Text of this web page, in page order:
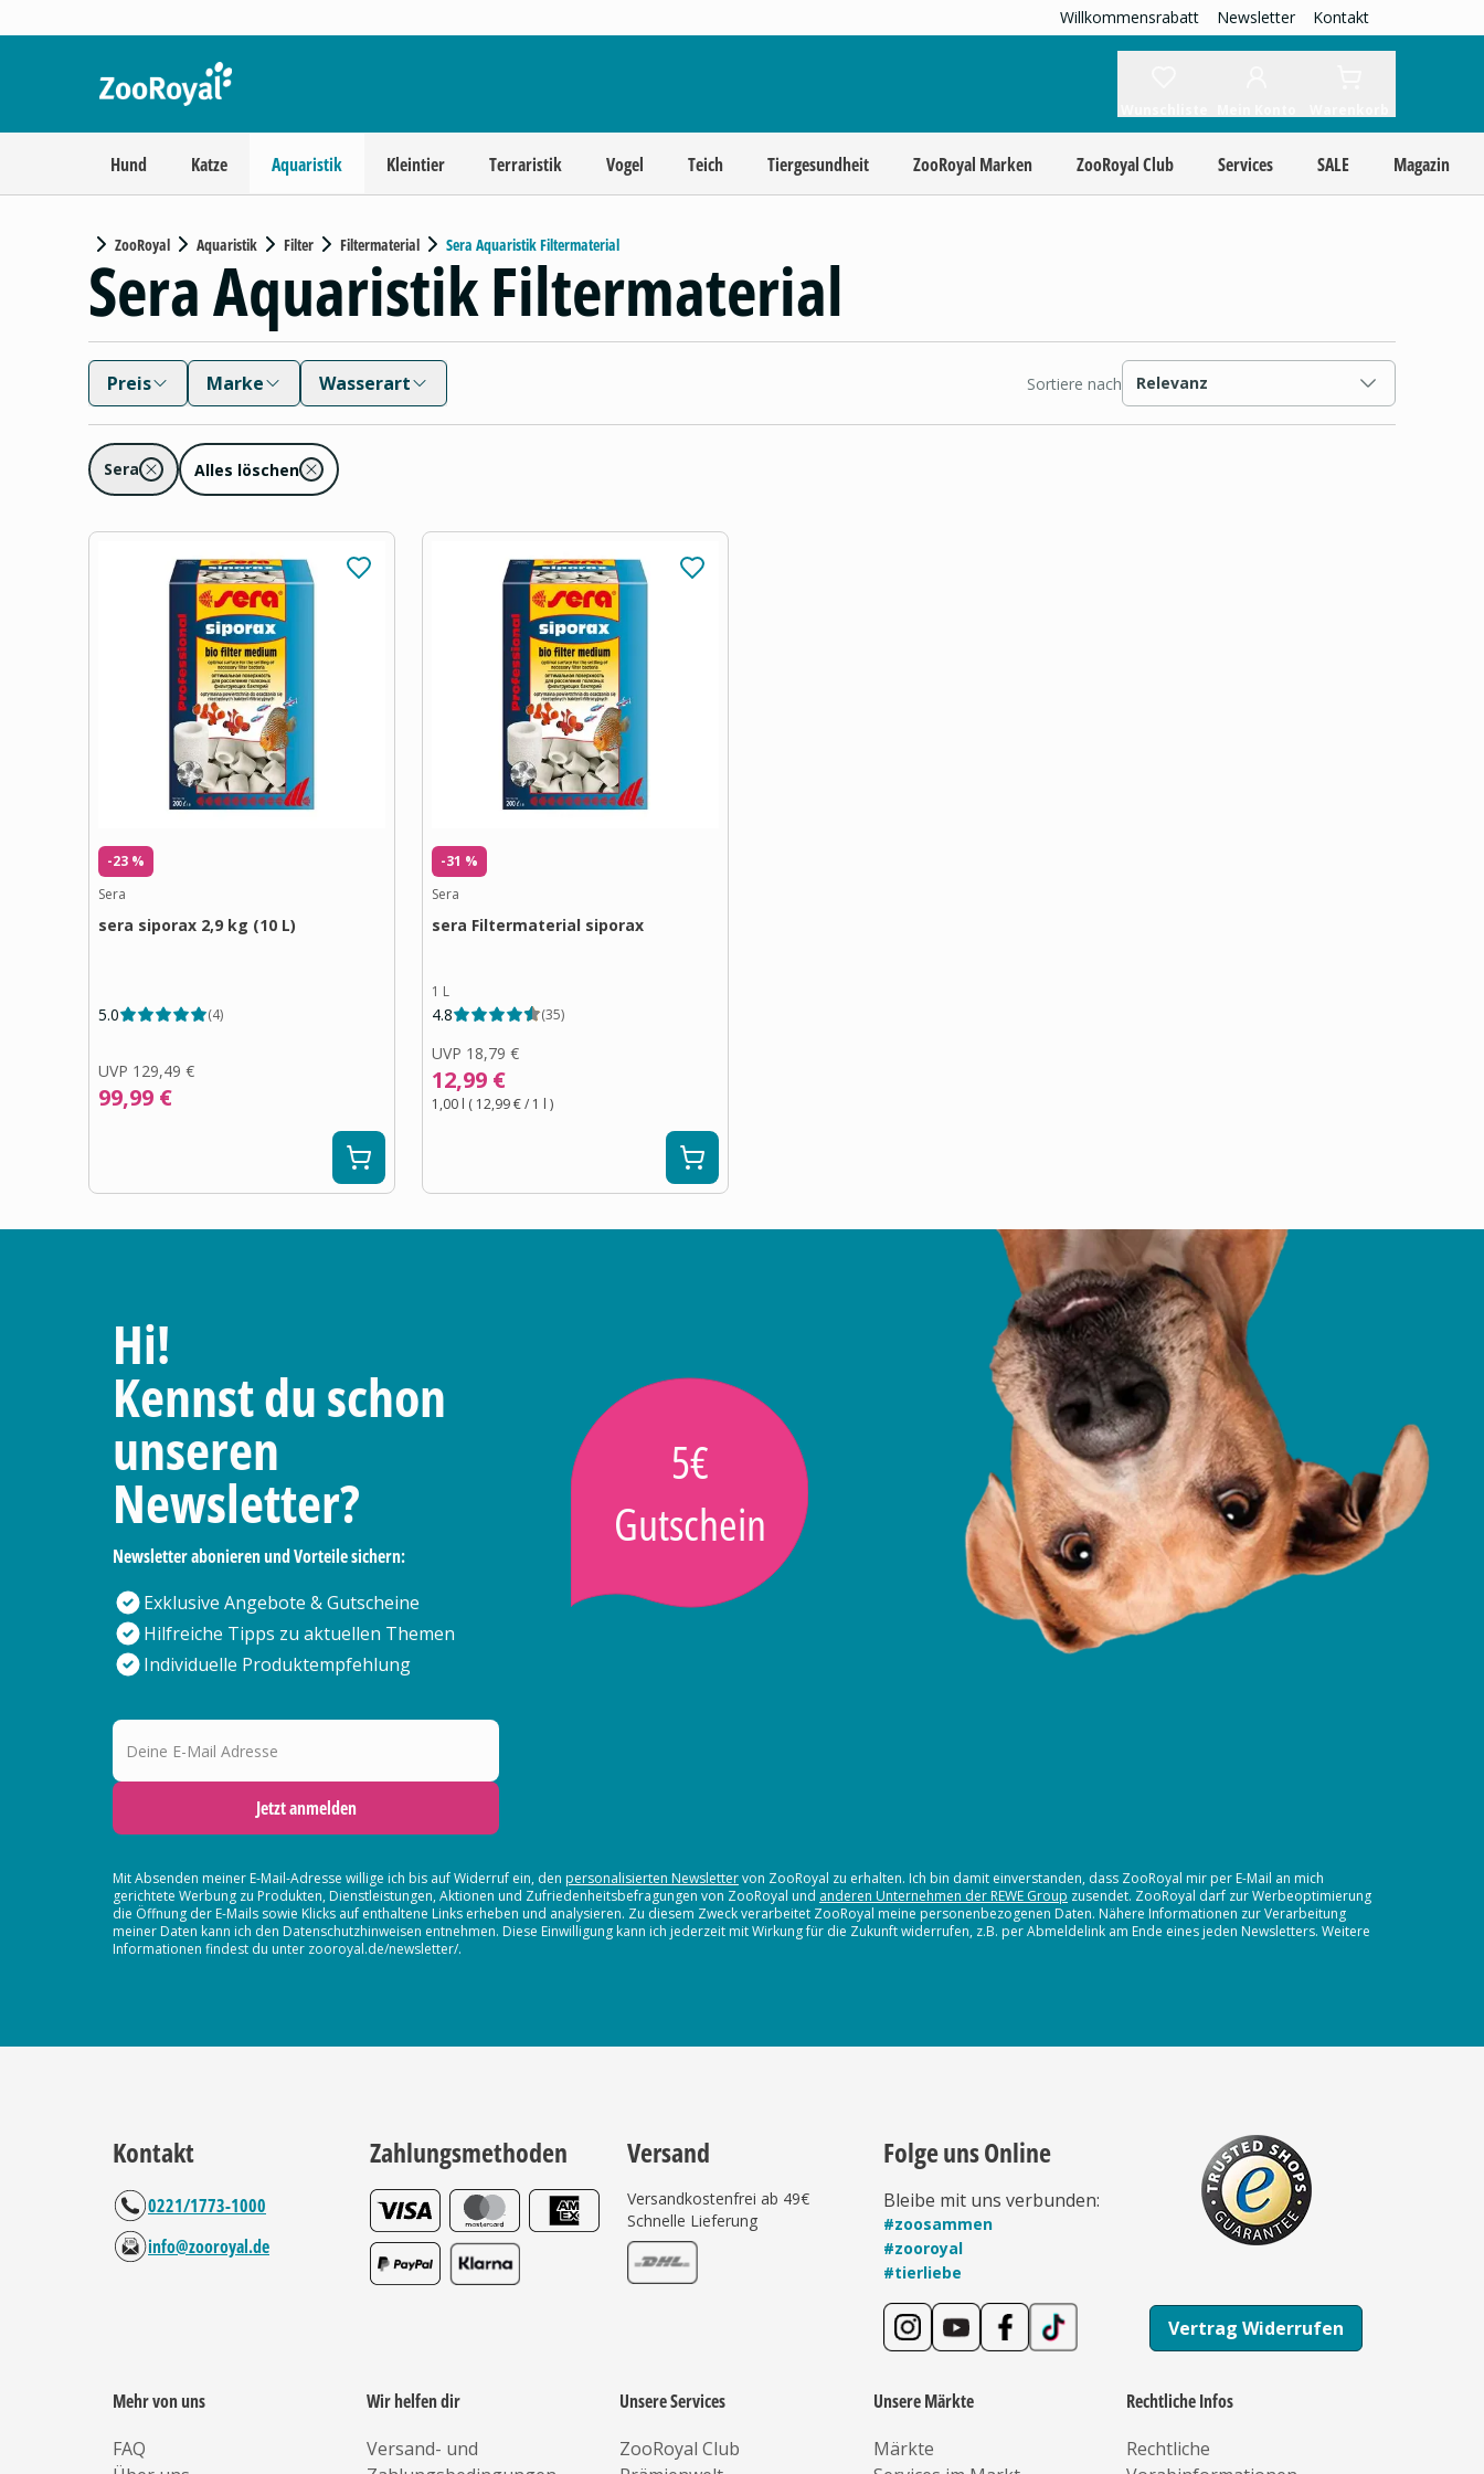
Willkommensrabatt Newsletter Kontakt
Hund Katze Aquaristik Kleintier Terraristik Vogel Teich Tiergesundheit ZooRoyal Marken ZooRoyal Club Services SALE Magazin
ZooRoyal Aquaristik Filter Filtermaterial Sera Aquaristik Filtermaterial
Sera Aquaristik Filtermaterial
Preis Marke Wasserart Sortiere nach Relevanz
Sera Alles löschen
-23 %
Sera
sera siporax 2,9 kg (10 L)
5.0 (4)
UVP 129,49 €
99,99 €
-31 %
Sera
sera Filtermaterial siporax
1 L
4.8 (35)
UVP 18,79 €
12,99 €
1,00 l ( 12,99 €/ 1 l )
Hi!
Kennst du schon
unseren
Newsletter?
Newsletter abonieren und Vorteile sichern:
Exklusive Angebote & Gutscheine
Hilfreiche Tipps zu aktuellen Themen
Individuelle Produktempfehlung
5€
Gutschein
Deine E-Mail Adresse
Jetzt anmelden
Mit Absenden meiner E-Mail-Adresse willige ich bis auf Widerruf ein, den personalisierten Newslettervon ZooRoyal zu erhalten. Ich bin damit einverstanden, dass ZooRoyal mir per E-Mail an mich
gerichtete Werbung zu Produkten, Dienstleistungen, Aktionen und Zufriedenheitsbefragungen von ZooRoyal und anderen Unternehmen der REWE Group zusendet. ZooRoyal darf zur Werbeoptimierung
die Öffnung der E-Mails sowie Klicks auf enthaltene Links erheben und analysieren. Zu diesem Zweck verarbeitet ZooRoyal meine personenbezogenen Daten. Nähere Informationen zur Verarbeitung
meiner Daten kann ich den Datenschutzhinweisen entnehmen. Diese Einwilligung kann ich jederzeit mit Wirkung für die Zukunft widerrufen, z.B. per Abmeldelink am Ende eines jeden Newsletters. Weitere
Informationen findest du unter zooroyal.de/newsletter/.
Kontakt
0221/1773-1000
info@zooroyal.de
Zahlungsmethoden Versand
Versandkostenfrei ab 49€
Schnelle Lieferung
Folge uns Online
Bleibe mit uns verbunden:
#zoosammen
#zooroyal
#tierliebe
Vertrag Widerrufen
Mehr von uns
FAQ
Wir helfen dir
Versand- und
Unsere Services
ZooRoyal Club
Unsere Märkte
Märkte
Rechtliche Infos
Rechtliche